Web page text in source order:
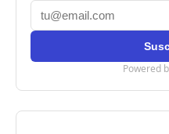
Powered